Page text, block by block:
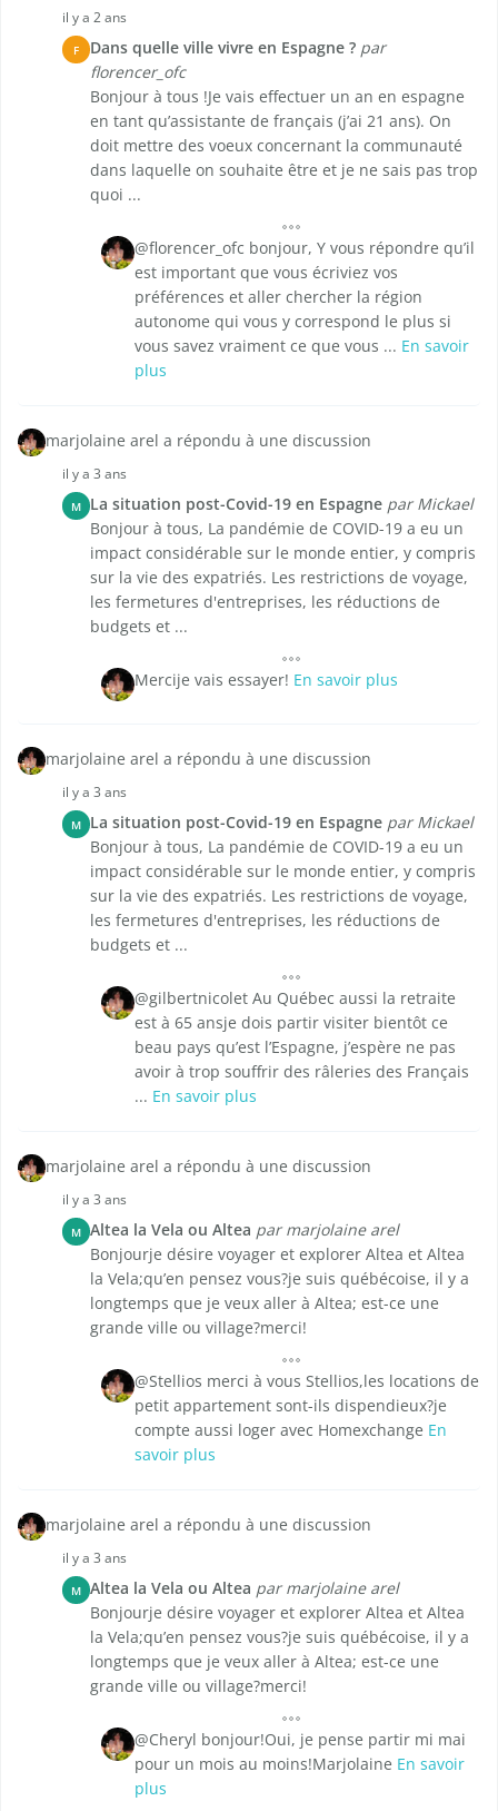
il y a 2 ans
F Dans quelle ville vivre en Espagne ? par
florencer_ofc
Bonjour à tous !Je vais effectuer un an en espagne
en tant qu’assistante de français (j’ai 21 ans). On
doit mettre des voeux concernant la communauté
dans laquelle on souhaite être et je ne sais pas trop
quoi ...
@florencer_ofc bonjour, Y vous répondre qu’il
est important que vous écriviez vos
préférences et aller chercher la région
autonome qui vous y correspond le plus si
vous savez vraiment ce que vous ... En savoir
plus
marjolaine arel a répondu à une discussion
il y a 3 ans
M La situation post-Covid-19 en Espagne par Mickael
Bonjour à tous, La pandémie de COVID-19 a eu un
impact considérable sur le monde entier, y compris
sur la vie des expatriés. Les restrictions de voyage,
les fermetures d'entreprises, les réductions de
budgets et ...
Mercije vais essayer! En savoir plus
marjolaine arel a répondu à une discussion
il y a 3 ans
M La situation post-Covid-19 en Espagne par Mickael
Bonjour à tous, La pandémie de COVID-19 a eu un
impact considérable sur le monde entier, y compris
sur la vie des expatriés. Les restrictions de voyage,
les fermetures d'entreprises, les réductions de
budgets et ...
@gilbertnicolet Au Québec aussi la retraite
est à 65 ansje dois partir visiter bientôt ce
beau pays qu’est l’Espagne, j’espère ne pas
avoir à trop souffrir des râleries des Français
... En savoir plus
marjolaine arel a répondu à une discussion
il y a 3 ans
M Altea la Vela ou Altea par marjolaine arel
Bonjourje désire voyager et explorer Altea et Altea
la Vela;qu’en pensez vous?je suis québécoise, il y a
longtemps que je veux aller à Altea; est-ce une
grande ville ou village?merci!
@Stellios merci à vous Stellios,les locations de
petit appartement sont-ils dispendieux?je
compte aussi loger avec Homexchange En
savoir plus
marjolaine arel a répondu à une discussion
il y a 3 ans
M Altea la Vela ou Altea par marjolaine arel
Bonjourje désire voyager et explorer Altea et Altea
la Vela;qu’en pensez vous?je suis québécoise, il y a
longtemps que je veux aller à Altea; est-ce une
grande ville ou village?merci!
@Cheryl bonjour!Oui, je pense partir mi mai
pour un mois au moins!Marjolaine En savoir
plus